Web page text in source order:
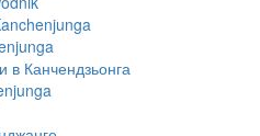
в Канчендзьонга